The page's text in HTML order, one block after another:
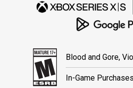
Blood and Gore,
In-Game